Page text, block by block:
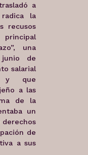
a
la
recusos
una
de
salarial
y que
a las
de la
un
de
a sus